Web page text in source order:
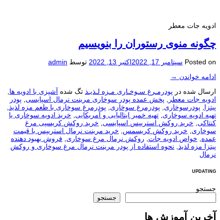
ادویه جات معطر
چگونه منوی رستوران را بنویسیم
Posted on سپتامبر 17, 2022 اکتبر 13, 2022 توسط admin
ادامه خواندن →
ارسال شده در پودرمـرغ سـوخـاری مـزه لـذیـذ تگ شده آشپزی با ادویه ها,
ادویه جات معطر , پخش عمده پودر سوخاری مرینت نرمال اسپایسی, پودر
پیتزا, پودرسوخاری, پودرمرغ سوخاری, پودرمرغ سوخاری با طعم مزه لذیذ,
تهیه ادویه سوخاری, تهیه خمیر ایتالیایی و آمریکایی, خرید ادویه سوخاری یا
کنتاکی, خرید روکش استریپس اسپایسی, خرید روکش کریسپی مرغ
سوخاری, خرید روکش کریسمس, خرید مرینت نرمال استریپس با قیمت
عمده, خواص ادویه جات, روکش نرمال مرغ سوخاری, فروش بهبود دهنده
پیتزا مزه لذیذ, نحوه استفاده از پودر مرینت نرمال مرغ سوخاری و روکش
نرمال
UPDATING
جستجو
جستجو
آخرین آموزش ها